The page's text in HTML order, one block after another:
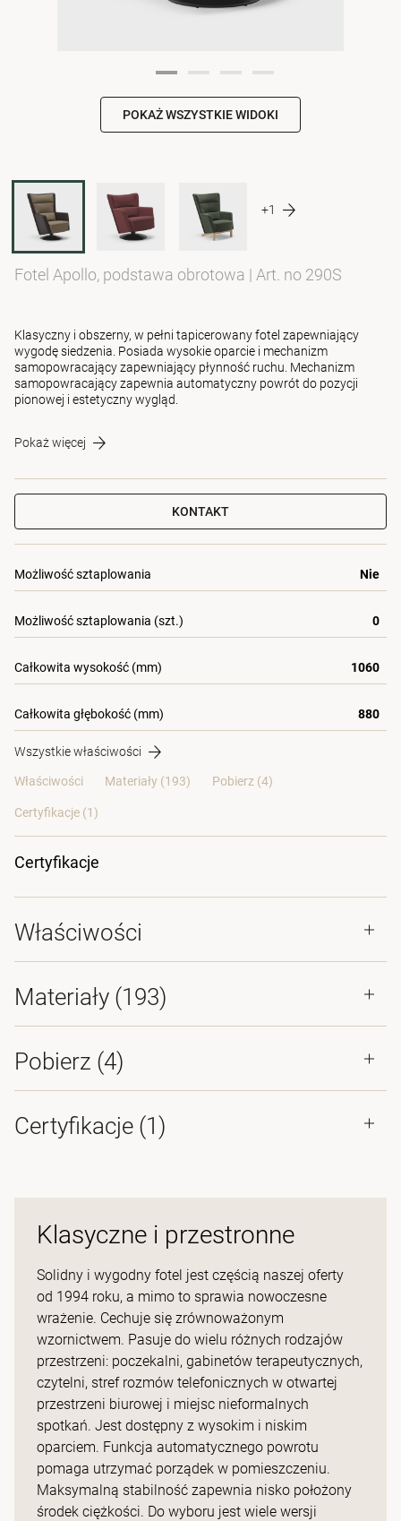
POKAŻ WSZYSTKIE WIDOKI
+1
Fotel Apollo, podstawa obrotowa | Art. no 290S
Klasyczny i obszerny, w pełni tapicerowany fotel zapewniający
wygodę siedzenia. Posiada wysokie oparcie i mechanizm
samopowracający zapewniający płynność ruchu. Mechanizm
samopowracający zapewnia automatyczny powrót do pozycji
pionowej i estetyczny wygląd.
Pokaż więcej
KONTAKT
Możliwość sztaplowania Nie
Możliwość sztaplowania (szt.) 0
Całkowita wysokość (mm) 1060
Całkowita głębokość (mm) 880
Wszystkie właściwości
Właściwości Materiały (193) Pobierz (4)
Certyfikacje (1)
Certyfikacje
Właściwości
Materiały (193)
Pobierz (4)
Certyfikacje (1)
Klasyczne i przestronne
Solidny i wygodny fotel jest częścią naszej oferty
od 1994 roku, a mimo to sprawia nowoczesne
wrażenie. Cechuje się zrównoważonym
wzornictwem. Pasuje do wielu różnych rodzajów
przestrzeni: poczekalni, gabinetów terapeutycznych,
czytelni, stref rozmów telefonicznych w otwartej
przestrzeni biurowej i miejsc nieformalnych
spotkań. Jest dostępny z wysokim i niskim
oparciem. Funkcja automatycznego powrotu
pomaga utrzymać porządek w pomieszczeniu.
Maksymalną stabilność zapewnia nisko położony
środek ciężkości. Do wyboru jest wiele wersji